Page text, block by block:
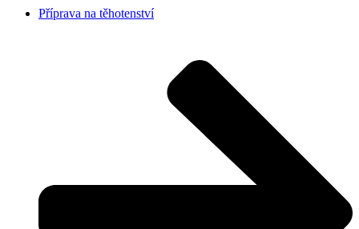
Příprava na těhotenství